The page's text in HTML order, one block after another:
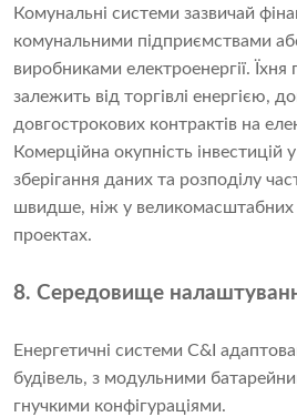
Комунальні системи зазвичай
комунальними підприємствами
виробниками електроенергії. Їхня
залежить від торгівлі енергією,
довгострокових контрактів на
Комерційна окупність інвестицій
зберігання даних та розподілу
швидше, ніж у великомасштабних
проектах.
8. Середовище
Енергетичні системи C&I
будівель, з модульними
гнучкими конфігураціями.